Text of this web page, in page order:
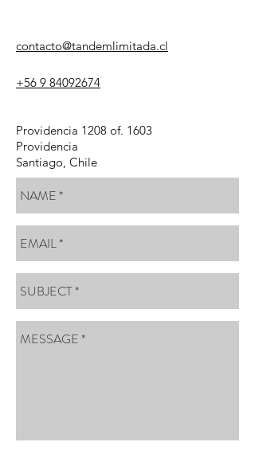
contacto@tandemlimitada.cl
+56 9 84092674
Providencia 1208 of. 1603
Providencia
Santiago, Chile​